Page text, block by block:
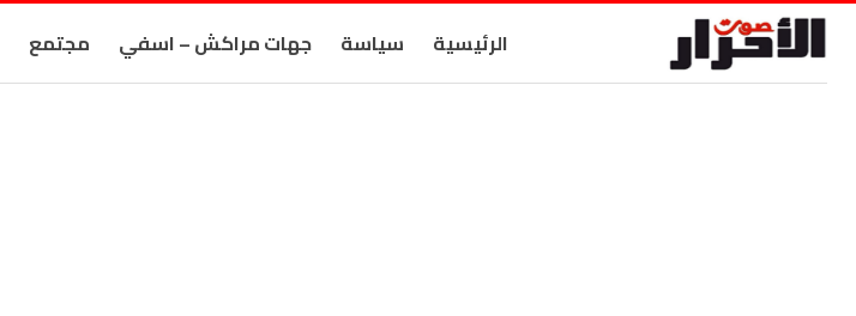
الرئيسية سياسة جهات مراكش – اسفي مجتمع